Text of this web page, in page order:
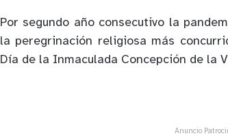
Por segundo año consecutivo la
la peregrinación religiosa más
Día de la Inmaculada Concepción de la
Anuncio